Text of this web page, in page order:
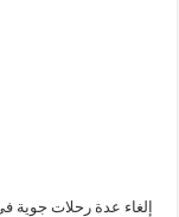
إلغاء عدة رحلات جوية